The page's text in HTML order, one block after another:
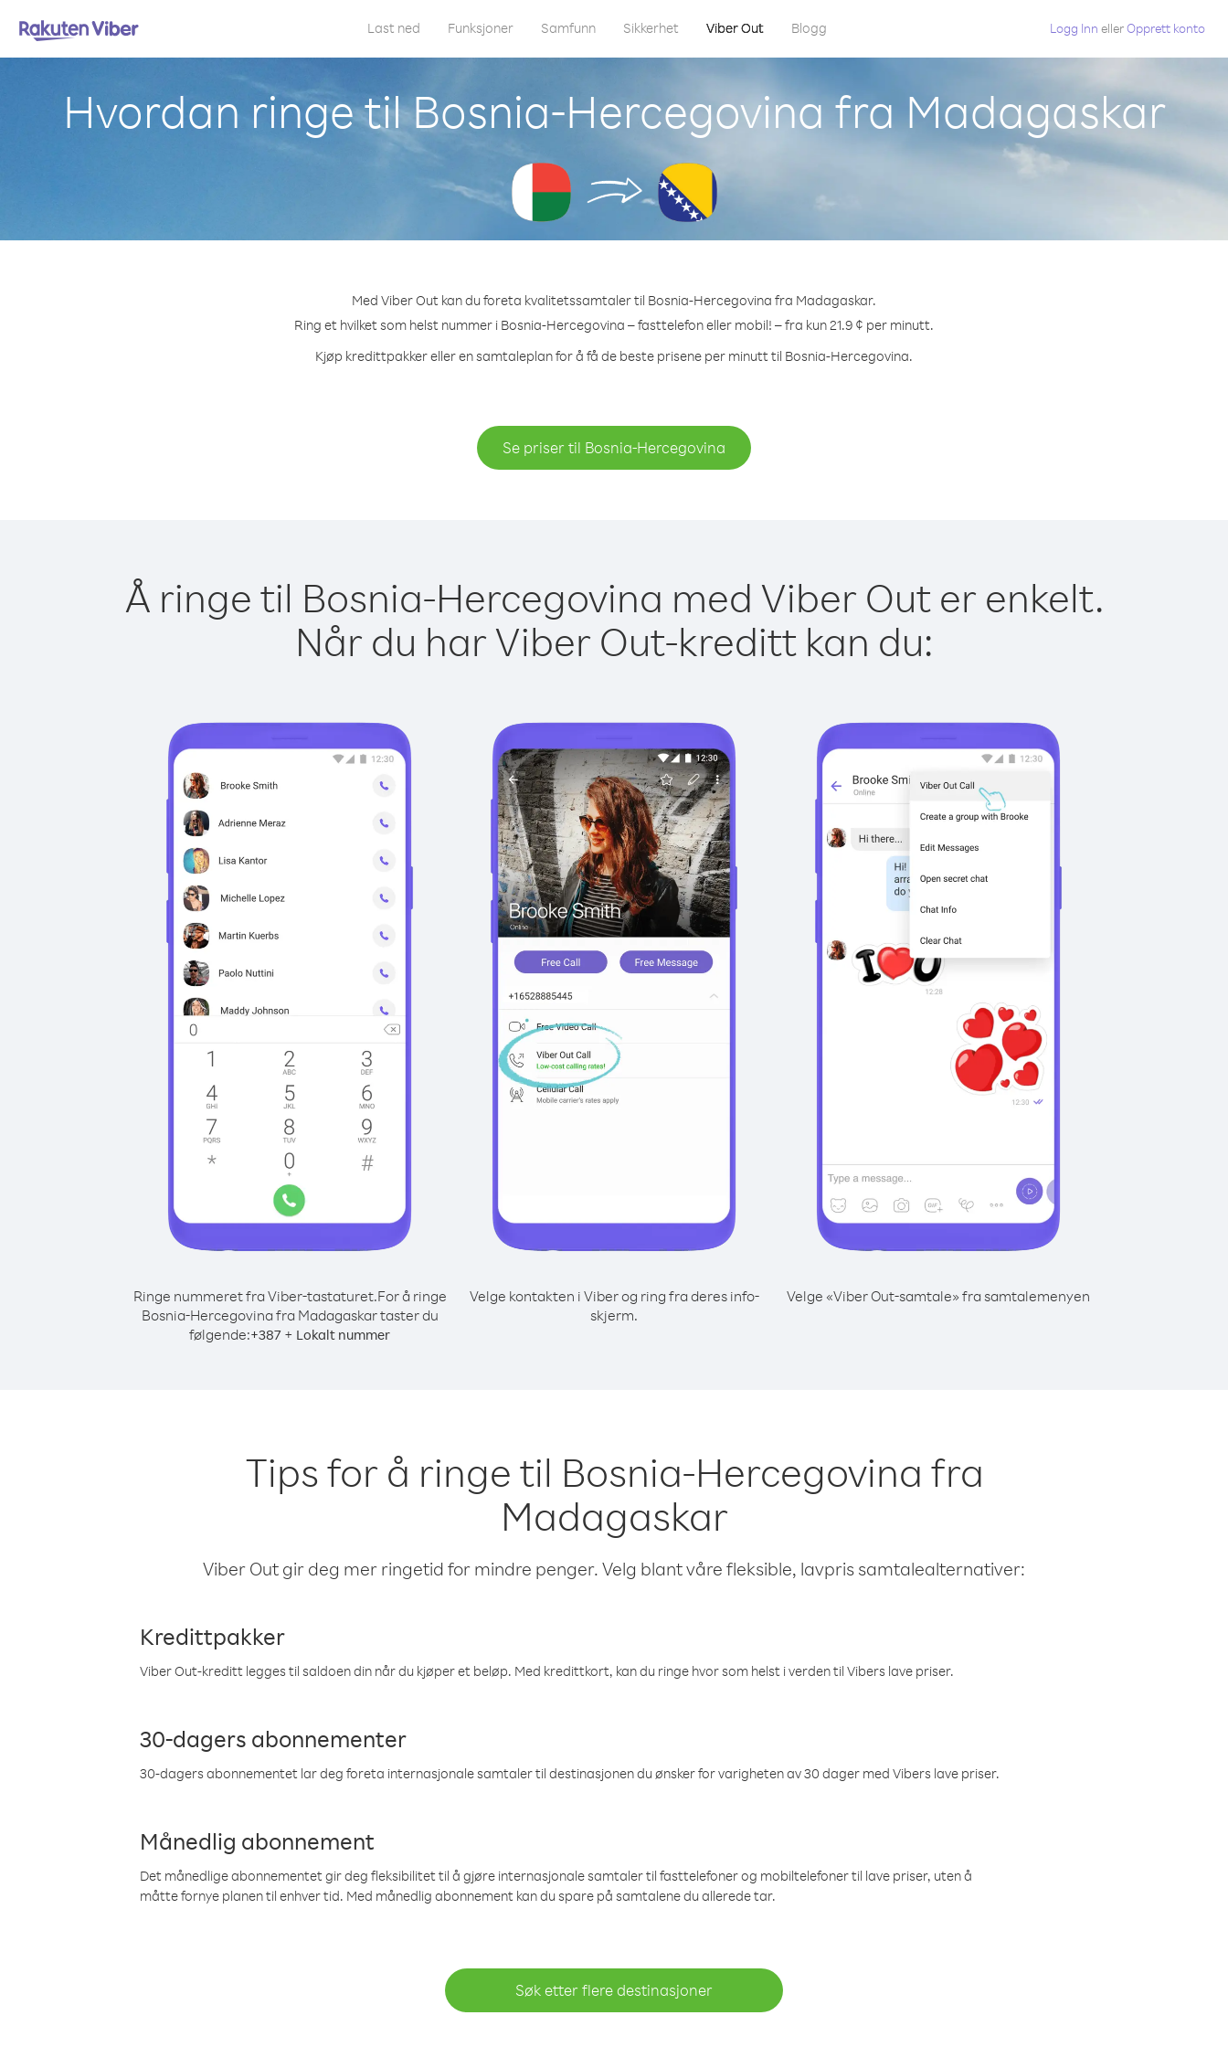
Last ned Funksjoner Samfunn Sikkerhet Viber Out Blogg Logg Inn ellerOpprett konto
Hvordan ringe til Bosnia-Hercegovina fra Madagaskar
Med Viber Out kan du foreta kvalitetssamtaler til Bosnia-Hercegovina fra Madagaskar.
Ring et hvilket som helst nummer i Bosnia-Hercegovina – fasttelefon eller mobil! – fra kun 21.9 ¢ per minutt.
Kjøp kredittpakker eller en samtaleplan for å få de beste prisene per minutt til Bosnia-Hercegovina.
Se priser til Bosnia-Hercegovina
Å ringe til Bosnia-Hercegovina med Viber Out er enkelt.
Når du har Viber Out-kreditt kan du:
Ringe nummeret fra Viber-tastaturet.For å ringe
Bosnia-Hercegovina fra Madagaskar taster du
følgende:+387 + Lokalt nummer
Velge kontakten i Viber og ring fra deres info-
skjerm.
Velge «Viber Out-samtale» fra samtalemenyen
Tips for å ringe til Bosnia-Hercegovina fra
Madagaskar
Viber Out gir deg mer ringetid for mindre penger. Velg blant våre fleksible, lavpris samtalealternativer:
Kredittpakker
Viber Out-kreditt legges til saldoen din når du kjøper et beløp. Med kredittkort, kan du ringe hvor som helst i verden til Vibers lave priser.
30-dagers abonnementer
30-dagers abonnementet lar deg foreta internasjonale samtaler til destinasjonen du ønsker for varigheten av 30 dager med Vibers lave priser.
Månedlig abonnement
Det månedlige abonnementet gir deg fleksibilitet til å gjøre internasjonale samtaler til fasttelefoner og mobiltelefoner til lave priser, uten å
måtte fornye planen til enhver tid. Med månedlig abonnement kan du spare på samtalene du allerede tar.
Søk etter flere destinasjoner